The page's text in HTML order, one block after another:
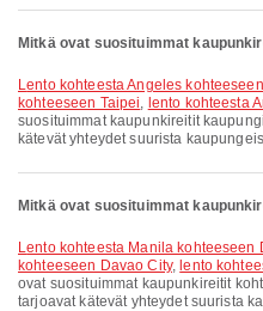
Mitkä ovat suosituimmat
lento kohteesta Angeles
kohteeseen Taipei, lento kohteesta
suosituimmat kaupunkireitit
kätevät yhteydet suurista
Mitkä ovat suosituimmat
lento kohteesta Manila kohteeseen
kohteeseen Davao City, lento
ovat suosituimmat kaupunkireitit
tarjoavat kätevät yhteydet suurista